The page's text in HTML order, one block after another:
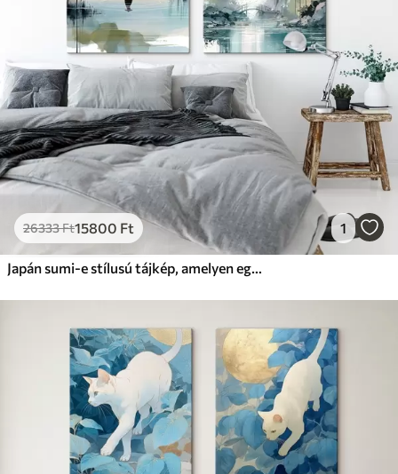
26333Ft15800 Ft 1
Japán sumi-e stílusú tájkép, amelyen egy karcsú fenyőfa, egy híd és egy pagoda látható a nyugodt víz tükrében; egy szamuráj, egy enso kör, egy akvarell tájkép